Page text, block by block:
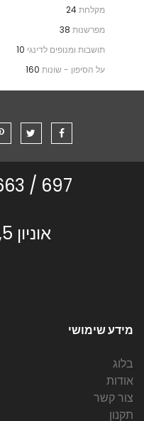
מקלחת24
מפרשנות 38
תושבות ומנופים לדינגי 10
על הסיפון - שונות 160
697 /
אוניון 5, אשדוד
מידע שימושי
בלוג
אודות
צור קשר
תקנון